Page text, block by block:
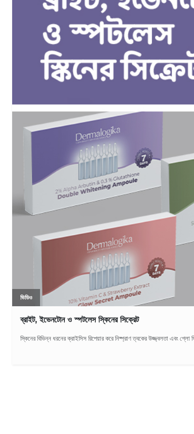
ভিডিও
ব্রাইট, ইভেনটোন ও স্পটলেস স্কিনের সিক্রেট
স্কিনের বিভিন্ন ধরনের ক্রাইসিস রিপেয়ার করে নিষ্প্রাণ ত্বকের উজ্জ্বলতা এবং